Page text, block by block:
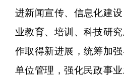
进新闻宣传、信息化建
业教育、培训、科技研
作取得新进展，统筹加
单位管理，强化民政事